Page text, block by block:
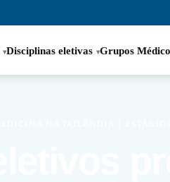
Disciplinas eletivas Grupos